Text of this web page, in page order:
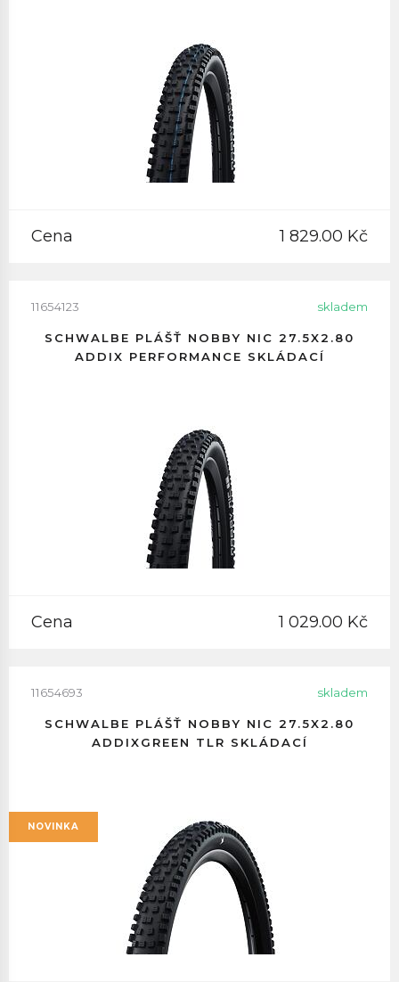
Cena 1 829.00 Kč
11654123 skladem
SCHWALBE PLÁŠŤ NOBBY NIC 27.5X2.80
ADDIX PERFORMANCE SKLÁDACÍ
Cena 1 029.00 Kč
11654693 skladem
SCHWALBE PLÁŠŤ NOBBY NIC 27.5X2.80
ADDIXGREEN TLR SKLÁDACÍ
NOVINKA